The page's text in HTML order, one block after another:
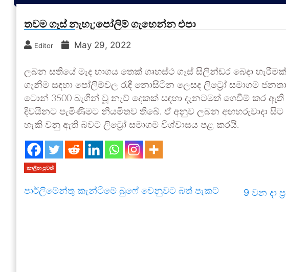
තවම ගෑස් නැහැ;පෝලිම් ගැහෙන්න එපා
Editor May 29, 2022
ලබන සතියේ මැද භාගය තෙක් ගෘහස්ථ ගෑස් සිලින්ඩර බෙදා
ගැනීම සඳහා පෝලිම්වල රැඳී නොසිටින ලෙසද ලිට්‍රෝ සමාගම
ටොන් 3500 බැගින් වූ නැව් දෙකක් සඳහා දැනටමත් ගෙවීම් කර
දිවයිනට පැමිණීමට නියමිතව තිබේ. ඒ අනුව ලබන අඟහරුවාදා සිට
හැකි වනු ඇති බවට ලිට්‍රෝ සමාගම විශ්වාසය පළ කරයි.
කාලීන පුවත්
පාර්ලිමේන්තු කැන්ටිමේ බුෆේ වෙනුවට බත් පැකට්
9 වන දා